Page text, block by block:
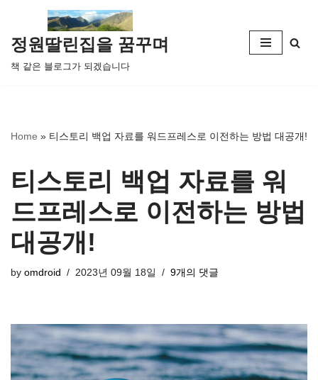
콘
텐
츠
뛰
정원딸린집을 꿈꾸며
책 같은 블로그가 되겠습니다
Home » 티스토리 백업 자료를 워드프레스로 이전하는 방법 대공개!
티스토리 백업 자료를 워
드프레스로 이전하는 방법
대공개!
by omdroid 2023년 09월 18일 9개의 댓글